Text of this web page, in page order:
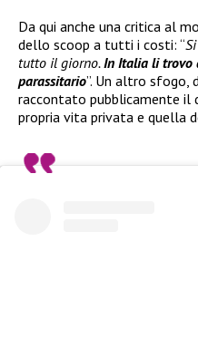
Da qui anche una critica al
dello scoop a tutti i costi: “
tutto il giorno.In Italia li trovo
parassitario”. Un altro sfogo,
raccontato pubblicamente il
propria vita privata e quella